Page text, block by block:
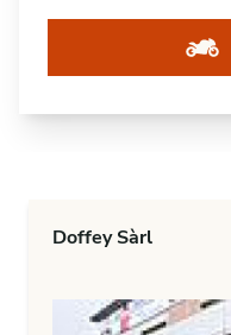
Doffey Sàrl